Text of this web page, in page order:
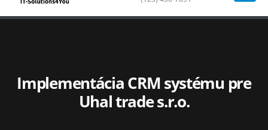
Implementácia CRM systému pre
Uhal trade s.r.o.